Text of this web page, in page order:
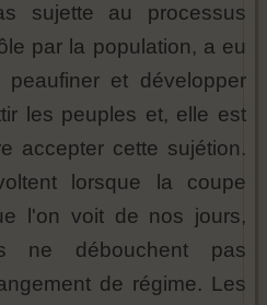
sujette au processus
par la population, a eu
et développer
les peuples et, elle est
accepter cette sujétion.
lorsque la coupe
l'on voit de nos jours,
ne débouchent pas
de régime. Les